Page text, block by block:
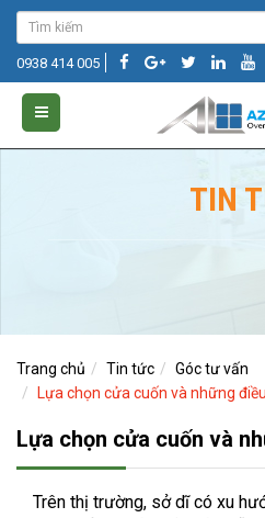
0938 414 005
TIN
Trang chủ Tin tức
Góc tư vấn
Lựa chọn cửa cuốn và những
Lựa chọn cửa cuốn và
Trên thị trường, sở dĩ có xu